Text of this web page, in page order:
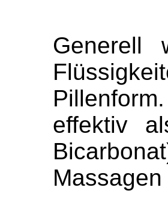
Generell
effektiv